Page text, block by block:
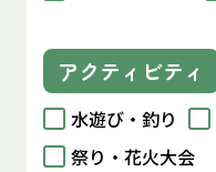
アクティビティ
水遊び・釣り
祭り・花火大会